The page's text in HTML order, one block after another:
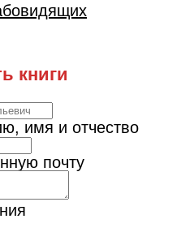
книги
имя и отчество
почту